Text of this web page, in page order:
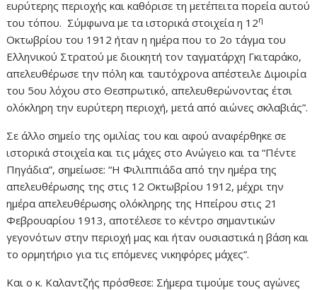
ευρύτερης περιοχής και καθόρισε τη μετέπειτα πορεία αυτού
του τόπου. Σύμφωνα με τα ιστορικά στοιχεία η 12η
Οκτωβρίου του 1912 ήταν η ημέρα που το 2ο τάγμα του
Ελληνικού Στρατού με διοικητή τον ταγματάρχη Γκιταράκο,
απελευθέρωσε την πόλη και ταυτόχρονα απέστειλε Διμοιρία
του 5ου λόχου στο Θεσπρωτικό, απελευθερώνοντας έτσι
ολόκληρη την ευρύτερη περιοχή, μετά από αιώνες σκλαβιάς”.
Σε άλλο σημείο της ομιλίας του και αφού αναφέρθηκε σε
ιστορικά στοιχεία και τις μάχες στο Ανώγειο και τα “Πέντε
Πηγάδια”, σημείωσε: “Η Φιλιππιάδα από την ημέρα της
απελευθέρωσης της στις 12 Οκτωβρίου 1912, μέχρι την
ημέρα απελευθέρωσης ολόκληρης της Ηπείρου στις 21
Φεβρουαρίου 1913, αποτέλεσε το κέντρο σημαντικών
γεγονότων στην περιοχή μας και ήταν ουσιαστικά η βάση και
το ορμητήριο για τις επόμενες νικηφόρες μάχες”.
Και ο κ. Καλαντζής πρόσθεσε: Σήμερα τιμούμε τους αγώνες